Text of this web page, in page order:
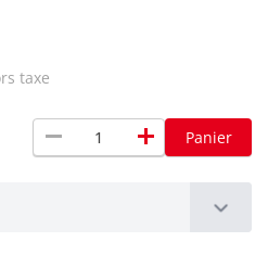
taxe
remove add Panier